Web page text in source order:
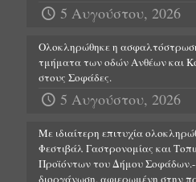
5 Αυγούστου, 2026
Ολοκληρώθηκε η
τμήματα των οδών Ανθέων και
στους Σοφάδες.
5 Αυγούστου, 2026
Με ιδιαίτερη επιτυχία
Φεστιβάλ Γαστρονομίας και
Προϊόντων του Δήμου Σοφάδων.-